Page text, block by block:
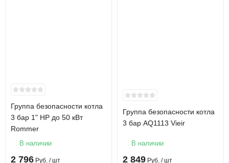
Группа безопасности котла
3 бар 1" НР до 50 кВт
Rommer
В наличии
2 796 Руб. / шт
Группа безопасности котла
3 бар AQ1113 Vieir
В наличии
2 849 Руб. / шт